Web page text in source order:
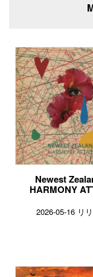
Newest
HARMONY
2026-05-16 リ